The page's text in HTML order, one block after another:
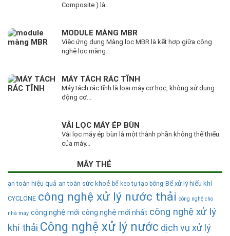
Composite ) là...
MODULE MÀNG MBR
Việc ứng dụng Màng lọc MBR là kết hợp giữa công
nghệ lọc màng...
MÁY TÁCH RÁC TĨNH
Máy tách rác tĩnh là loại máy cơ học, không sử dụng
động cơ...
VẢI LỌC MÁY ÉP BÙN
Vải lọc máy ép bùn là một thành phần không thể thiếu
của máy...
MÂY THẺ
an toàn hiệu quả an toàn sức khoẻ bể keo tụ tạo bông Bể xử lý hiếu khí
CYCLONE công nghệ xử lý nước thải công nghệ cho
nhà máy công nghệ mới công nghệ mới nhất công nghệ xử lý
khí thải Công nghệ xử lý nước dịch vụ xử lý